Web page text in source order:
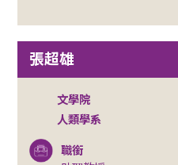
張超雄
文學院
人類學系
職銜